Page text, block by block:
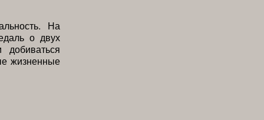
На
о двух
жизненные